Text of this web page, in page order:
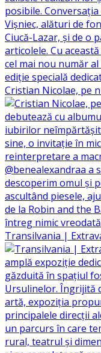
Cristian Nicolae, pe
Transilvania |